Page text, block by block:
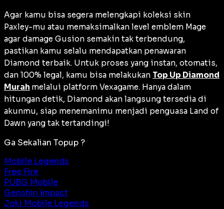
Agar kamu bisa segera melengkapi koleksi skin
Paxley-mu atau memaksimalkan level emblem Mage
agar damage Gusion semakin tak terbendung,
pastikan kamu selalu mendapatkan penawaran
Diamond terbaik. Untuk proses yang instan, otomatis,
dan 100% legal, kamu bisa melakukan Top Up Diamond
Murah melalui platform Vexagame. Hanya dalam
hitungan detik, Diamond akan langsung tersedia di
akunmu, siap menemanimu menjadi penguasa Land of
Dawn yang tak tertandingi!
Ga Sekalian Topup ?
Mobile Legends
Free Fire
PUBG Mobile
Genshin Impact
Joki Mobile Legends